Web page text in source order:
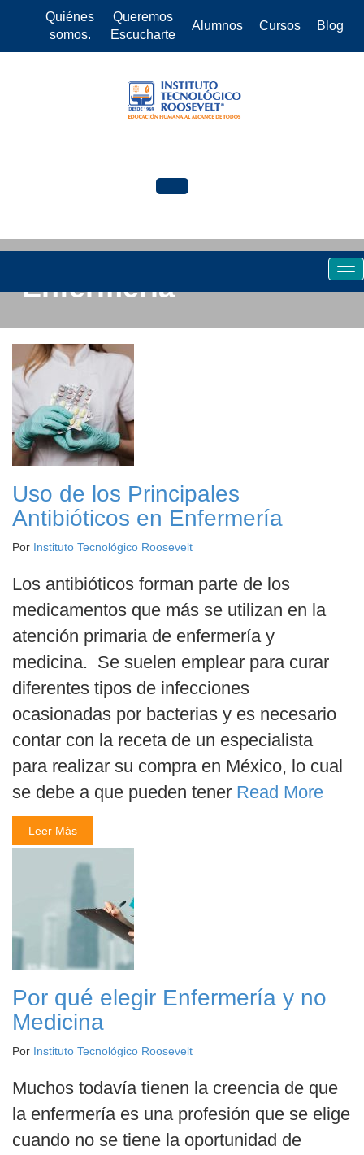
Quiénes
somos.
Queremos
Escucharte
Alumnos Cursos Blog
Enfermeria
Uso de los Principales
Antibióticos en Enfermería
Por Instituto Tecnológico Roosevelt
Los antibióticos forman parte de los
medicamentos que más se utilizan en la
atención primaria de enfermería y
medicina. Se suelen emplear para curar
diferentes tipos de infecciones
ocasionadas por bacterias y es necesario
contar con la receta de un especialista
para realizar su compra en México, lo cual
se debe a que pueden tener Read More
Leer Más
Por qué elegir Enfermería y no
Medicina
Por Instituto Tecnológico Roosevelt
Muchos todavía tienen la creencia de que
la enfermería es una profesión que se elige
cuando no se tiene la oportunidad de